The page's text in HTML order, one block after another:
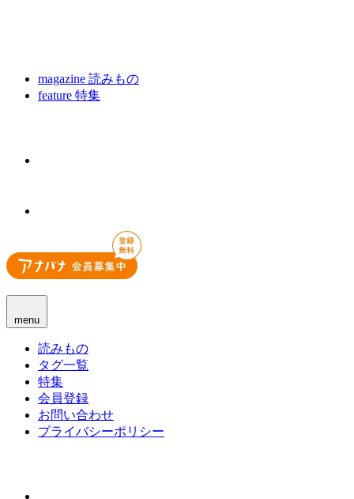
magazine 読みもの
feature 特集
menu
読みもの
タグ一覧
特集
会員登録
お問い合わせ
プライバシーポリシー